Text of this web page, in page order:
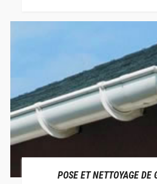
POSE ET NETTOYAGE DE